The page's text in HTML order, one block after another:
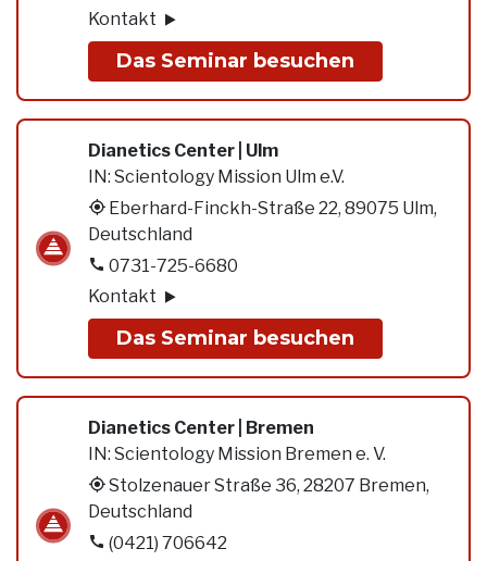
Kontakt
Das Seminar besuchen
Dianetics Center | Ulm
IN: Scientology Mission Ulm e.V.
Eberhard-Finckh-Straße 22, 89075 Ulm,
Deutschland
0731-725-6680
Kontakt
Das Seminar besuchen
Dianetics Center | Bremen
IN: Scientology Mission Bremen e. V.
Stolzenauer Straße 36, 28207 Bremen,
Deutschland
(0421) 706642